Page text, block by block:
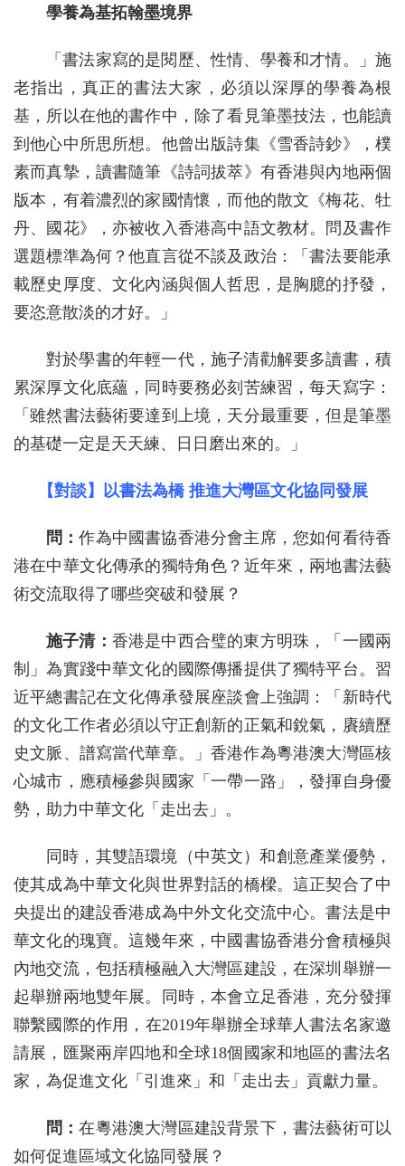
學養為基拓翰墨境界
「書法家寫的是閱歷、性情、學養和才情。」施
老指出，真正的書法大家，必須以深厚的學養為根
基，所以在他的書作中，除了看見筆墨技法，也能讀
到他心中所思所想。他曾出版詩集《雪香詩鈔》，樸
素而真摯，讀書隨筆《詩詞拔萃》有香港與內地兩個
版本，有着濃烈的家國情懷，而他的散文《梅花、牡
丹、國花》，亦被收入香港高中語文教材。問及書作
選題標準為何？他直言從不談及政治：「書法要能承
載歷史厚度、文化內涵與個人哲思，是胸臆的抒發，
要恣意散淡的才好。」
對於學書的年輕一代，施子清勸解要多讀書，積
累深厚文化底蘊，同時要務必刻苦練習，每天寫字：
「雖然書法藝術要達到上境，天分最重要，但是筆墨
的基礎一定是天天練、日日磨出來的。」
【對談】以書法為橋 推進大灣區文化協同發展
問：作為中國書協香港分會主席，您如何看待香
港在中華文化傳承的獨特角色？近年來，兩地書法藝
術交流取得了哪些突破和發展？
施子清： 香港是中西合璧的東方明珠，「一國兩
制」為實踐中華文化的國際傳播提供了獨特平台。習
近平總書記在文化傳承發展座談會上強調：「新時代
的文化工作者必須以守正創新的正氣和銳氣，賡續歷
史文脈、譜寫當代華章。」香港作為‌粵港澳大灣區核
心城市，應積極參與國家「‌一帶一路」，發揮自身優
勢，助力中華文化「走出去」。
同時，其雙語環境（中英文）和‌創意產業優勢，
使其成為中華文化與世界對話的橋樑。這正契合了中
央提出的建設香港成為中外文化交流中心。書法是中
華文化的瑰寶。這幾年來，中國書協香港分會積極與
內地交流，包括積極融入大灣區建設，在深圳舉辦一
起舉辦兩地雙年展。同時，本會立足香港，充分發揮
聯繫國際的作用，在2019年舉辦全球華人書法名家邀
請展，匯聚兩岸四地和全球18個國家和地區的書法名
家，為促進文化「引進來」和「走出去」貢獻力量。
問：在粵港澳大灣區建設背景下，書法藝術可以
如何促進區域文化協同發展？